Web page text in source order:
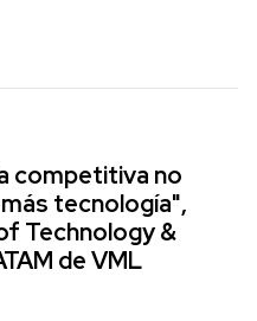
competitiva no
tecnología",
Technology &
de VML